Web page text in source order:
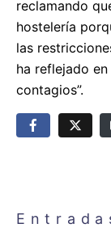
reclamando
hostelería
las
ha reflejado
contagios”.